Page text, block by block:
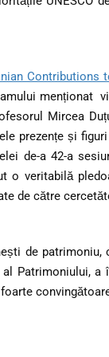
Contributions
menționat
Mircea
prezențe și
de-a 42-a
o veritabilă
de către
de
Patrimoniului,